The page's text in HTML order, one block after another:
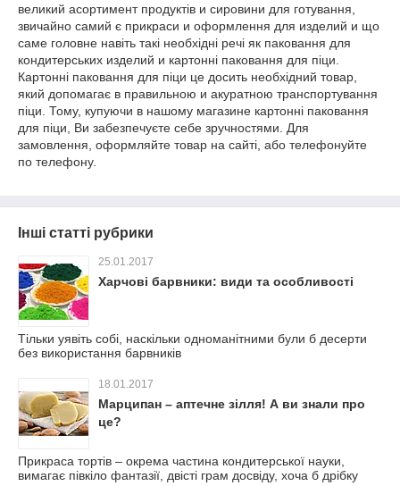
великий асортимент продуктів и сировини для готування
звичайно самий є прикраси и оформлення для изделий и що
саме головне навіть такі необхідні речі як паковання для
кондитерських изделий и картонні паковання для піци
Картонні паковання для піци це досить необхідний товар
який допомагає в правильною и акуратною транспортування
піци Тому, купуючи в нашому магазине картонні паковання
для піци Ви забезпечуєте себе зручностями
Для
замовлення оформляйте товар на сайті або телефонуйте
по телефону.
Інші статті рубрики
25.01.2017
Харчові барвники: види та особливості
Тільки уявіть собі, наскільки одноманітними були б десерти
без використання барвників
18.01.2017
Марципан – аптечне зілля! А ви знали про
це?
Прикраса тортів – окрема частина кондитерської науки,
вимагає півкіло фантазії, двісті грам досвіду, хоча б дрібку